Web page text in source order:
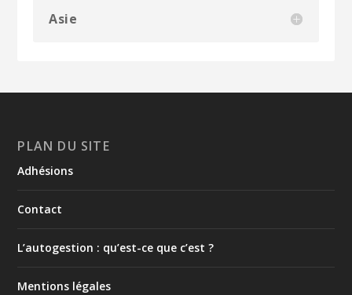
Asie
PLAN DU SITE
Adhésions
Contact
L’autogestion : qu’est-ce que c’est ?
Mentions légales